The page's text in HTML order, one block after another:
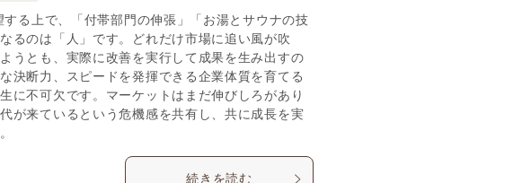
る上で、「付帯部門の伸張」「お湯とサウナの技
るのは「人」です。どれだけ市場に追い風が吹
うとも、実際に改善を実行して成果を生み出すの
決断力、スピードを発揮できる企業体質を育てる
に不可欠です。マーケットはまだ伸びしろがあり
が来ているという危機感を共有し、共に成長を実
続きを読む